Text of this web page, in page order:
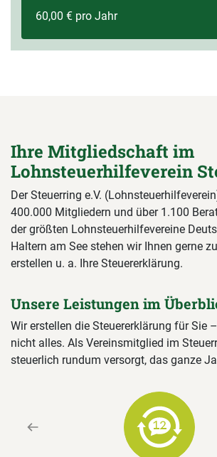
60,00 € pro Jahr
Ihre Mitgliedschaft im
Lohnsteuerhilfeverein
Der Steuerring e.V.
400.000 Mitgliedern und über 1.100
der größten Lohnsteuerhilfevereine
Haltern am See stehen wir Ihnen gerne
erstellen u. a. Ihre Steuererklärung.
Unsere Leistungen im
Wir erstellen die Steuererklärung für Sie
nicht alles. Als Vereinsmitglied im
steuerlich rundum versorgt, das ganze
Previous